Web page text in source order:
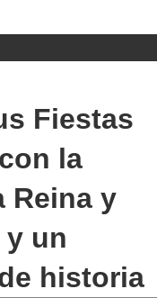
Fiestas
la
Reina y
y un
historia